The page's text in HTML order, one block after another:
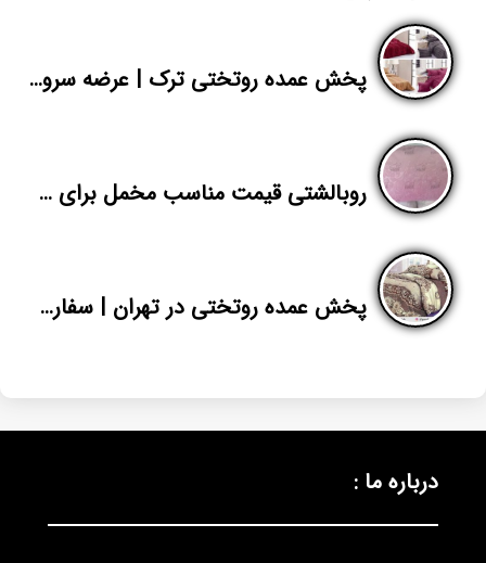
پخش عمده روتختی ترک | عرضه سرویس رو تختی قیمت مناسب مخمل
روبالشتی قیمت مناسب مخمل برای صادرات
پخش عمده روتختی در تهران | سفارش انواع روتختی ایرانی ارزان حریر | پاندا
درباره ما :